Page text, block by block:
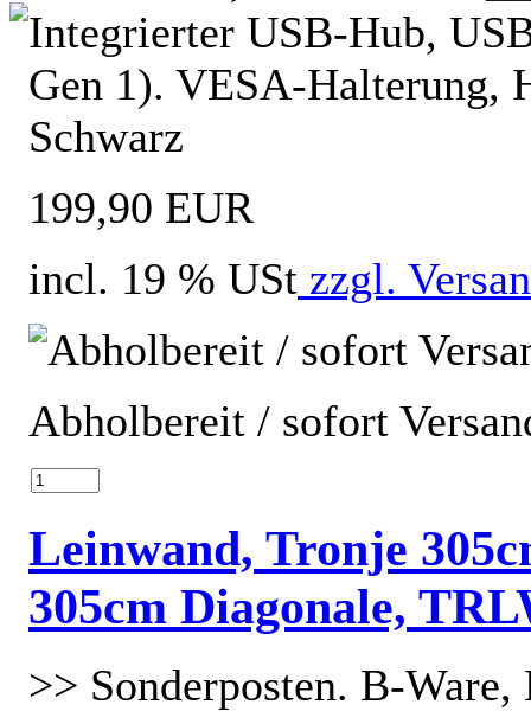
Integrierter USB-Hub,
Gen 1). VESA-Halterung,
Schwarz
199,90 EUR
incl. 19 % USt zzgl.
Abholbereit / sofort
Leinwand, Tronje
305cm Diagonale,
>> Sonderposten. B-